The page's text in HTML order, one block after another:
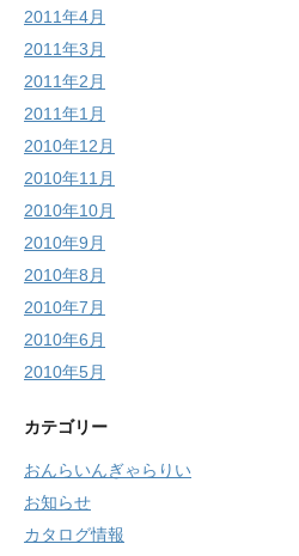
2011年4月
2011年3月
2011年2月
2011年1月
2010年12月
2010年11月
2010年10月
2010年9月
2010年8月
2010年7月
2010年6月
2010年5月
カテゴリー
おんらいんぎゃらりい
お知らせ
カタログ情報